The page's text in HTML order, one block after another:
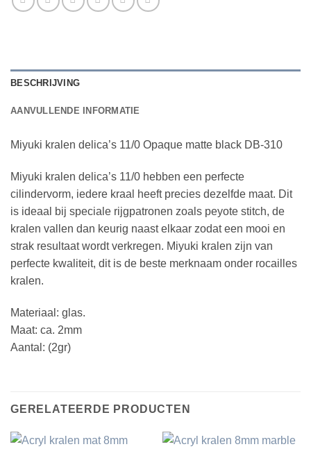
BESCHRIJVING
AANVULLENDE INFORMATIE
Miyuki kralen delica’s 11/0 Opaque matte black DB-310
Miyuki kralen delica’s 11/0 hebben een perfecte
cilindervorm, iedere kraal heeft precies dezelfde maat. Dit
is ideaal bij speciale rijgpatronen zoals peyote stitch, de
kralen vallen dan keurig naast elkaar zodat een mooi en
strak resultaat wordt verkregen. Miyuki kralen zijn van
perfecte kwaliteit, dit is de beste merknaam onder rocailles
kralen.
Materiaal: glas.
Maat: ca. 2mm
Aantal: (2gr)
GERELATEERDE PRODUCTEN